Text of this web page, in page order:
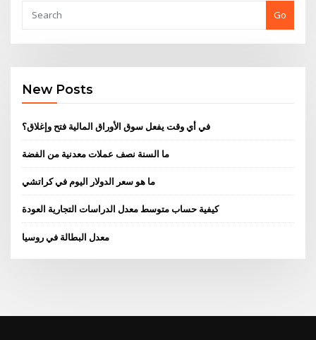
Go
New Posts
في أي وقت يفعل سوق الأوراق المالية فتح وإغلاق؟
ما السنة نصف عملات معدنية من الفضة
ما هو سعر الدولار اليوم في كراتشي
كيفية حساب متوسط ​​معدل الدراسات التجارية العودة
معدل البطالة في روسيا